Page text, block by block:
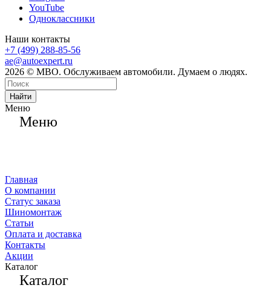
YouTube
Одноклассники
Наши контакты
+7 (499) 288-85-56
ae@autoexpert.ru
2026 © МВО. Обслуживаем автомобили. Думаем о людях.
Найти
Меню
Меню
Главная
О компании
Статус заказа
Шиномонтаж
Статьи
Оплата и доставка
Контакты
Акции
Каталог
Каталог